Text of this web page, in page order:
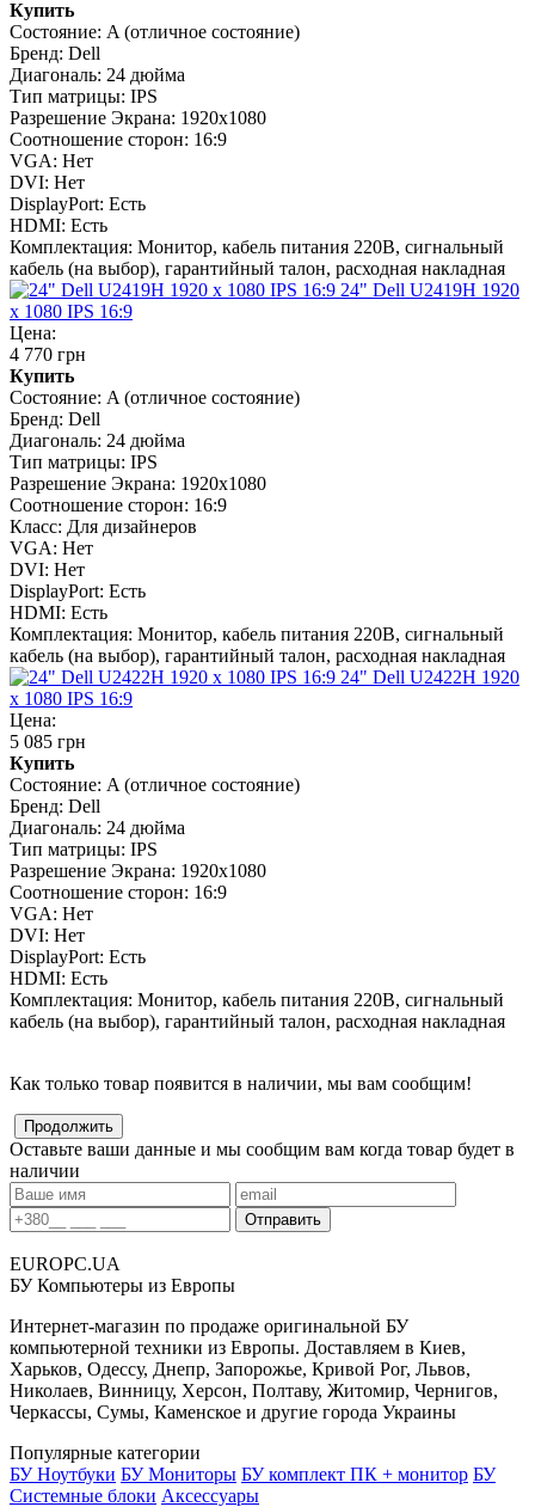
Купить
Состояние: A (отличное состояние)
Бренд: Dell
Диагональ: 24 дюйма
Тип матрицы: IPS
Разрешение Экрана: 1920x1080
Соотношение сторон: 16:9
VGA: Нет
DVI: Нет
DisplayPort: Есть
HDMI: Есть
Комплектация: Монитор, кабель питания 220В, сигнальный
кабель (на выбор), гарантийный талон, расходная накладная
24" Dell U2419H 1920
x 1080 IPS 16:9
Цена:
4 770 грн
Купить
Состояние: A (отличное состояние)
Бренд: Dell
Диагональ: 24 дюйма
Тип матрицы: IPS
Разрешение Экрана: 1920x1080
Соотношение сторон: 16:9
Класс: Для дизайнеров
VGA: Нет
DVI: Нет
DisplayPort: Есть
HDMI: Есть
Комплектация: Монитор, кабель питания 220В, сигнальный
кабель (на выбор), гарантийный талон, расходная накладная
24" Dell U2422H 1920
x 1080 IPS 16:9
Цена:
5 085 грн
Купить
Состояние: A (отличное состояние)
Бренд: Dell
Диагональ: 24 дюйма
Тип матрицы: IPS
Разрешение Экрана: 1920x1080
Соотношение сторон: 16:9
VGA: Нет
DVI: Нет
DisplayPort: Есть
HDMI: Есть
Комплектация: Монитор, кабель питания 220В, сигнальный
кабель (на выбор), гарантийный талон, расходная накладная
Как только товар появится в наличии, мы вам сообщим!
Оставьте ваши данные и мы сообщим вам когда товар будет в
наличии
EUROPC.UA
БУ Компьютеры из Европы
Интернет-магазин по продаже оригинальной БУ
компьютерной техники из Европы. Доставляем в Киев,
Харьков, Одессу, Днепр, Запорожье, Кривой Рог, Львов,
Николаев, Винницу, Херсон, Полтаву, Житомир, Чернигов,
Черкассы, Сумы, Каменское и другие города Украины
Популярные категории
БУ Ноутбуки БУ Мониторы БУ комплект ПК + монитор БУ
Системные блоки Аксессуары